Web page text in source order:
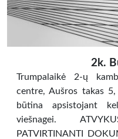
2k.
Trumpalaikė 2-ų
centre, Aušros takas
būtina apsistojant
viešnagei.
PATVIRTINANTI